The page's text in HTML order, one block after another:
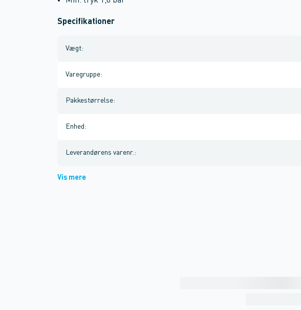
Specifikationer
Vægt:
Varegruppe:
Pakkestørrelse:
Enhed :
Leverandørens varenr. :
Vis mere